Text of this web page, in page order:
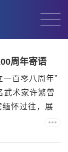
周年寄语
百零八周年”
武术家许繁曾
怀过往，展
&n...